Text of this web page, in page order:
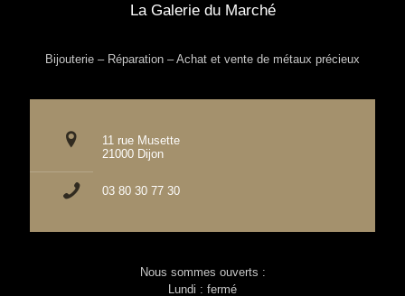
La Galerie du Marché
Bijouterie – Réparation – Achat et vente de métaux précieux
11 rue Musette
21000 Dijon
03 80 30 77 30
Nous sommes ouverts :
Lundi : fermé